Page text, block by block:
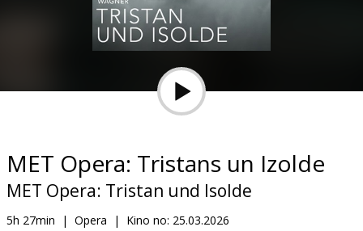
B2B
MET Opera: Tristans un Izolde
MET Opera: Tristan und Isolde
5h 27min | Opera | Kino no: 25.03.2026